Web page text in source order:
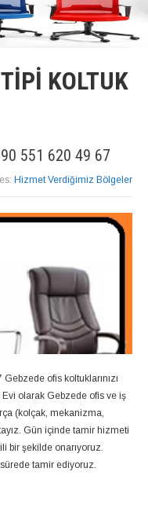
KOLTUK
551 620 49 67
Hizmet Verdiğimiz Bölgeler
ofis koltuklarınızı
olarak Gebzede ofis ve iş
(kolçak, mekanizma,
Gün içinde tamir hizmeti
bir şekilde onarıyoruz.
tamir ediyoruz.